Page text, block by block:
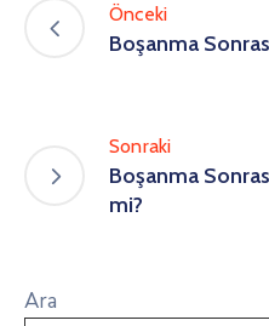
Önceki
Boşanma
Sonraki
Boşanma
mi?
Ara